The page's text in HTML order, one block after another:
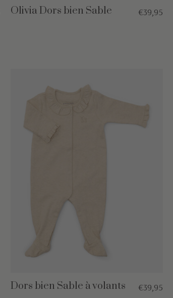
Olivia Dors bien Sable €39,95
Dors bien Sable à volants €39,95